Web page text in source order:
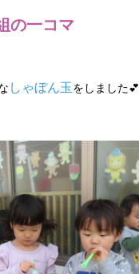
の一コマ
しゃぼん玉 をしました💕